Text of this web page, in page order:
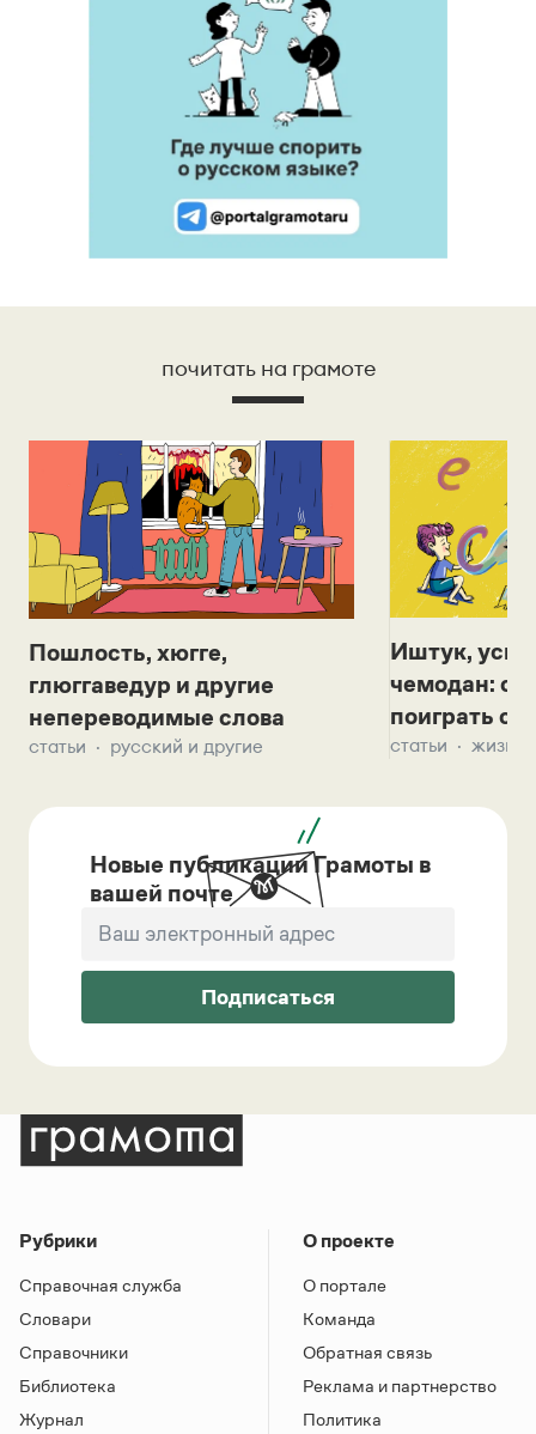
почитать на грамоте
Пошлость, хюгге,
глюггаведур и другие
непереводимые слова
статьи русский и другие
Иштук,
чемодан:
поиграть с
статьи жизнь
Новые публикации Грамоты в
вашей почте
Подписаться
Рубрики
Справочная служба
Словари
Справочники
Библиотека
Журнал
О проекте
О портале
Команда
Обратная связь
Реклама и партнерство
Политика